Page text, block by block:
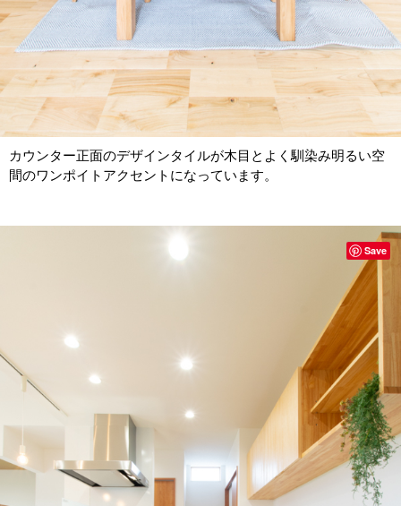
カウンター正面のデザインタイルが木目とよく馴染み明るい空
間のワンポイトアクセントになっています。
Save